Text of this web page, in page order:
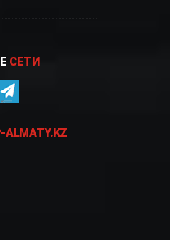
СЕТИ
ALMATY.KZ